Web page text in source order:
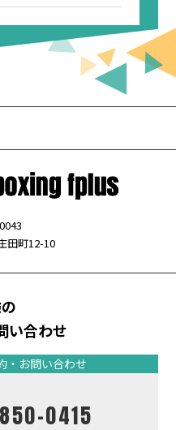
田町12-10
い合わせ
・お問い合わせ
0415